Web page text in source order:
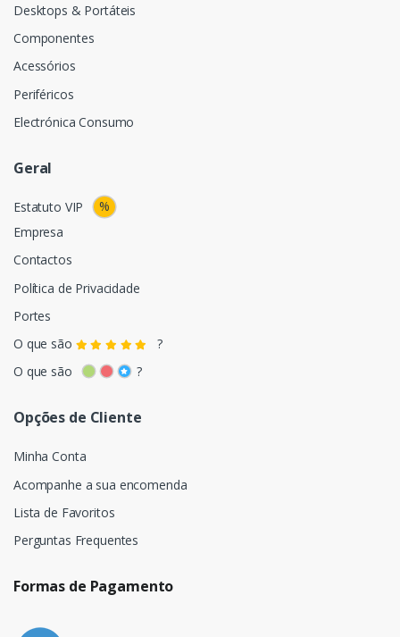
Desktops & Portáteis
Componentes
Acessórios
Periféricos
Electrónica Consumo
Geral
Estatuto VIP
%
Empresa
Contactos
Política de Privacidade
Portes
O que são
?
O que são
?
Opções de Cliente
Minha Conta
Acompanhe a sua encomenda
Lista de Favoritos
Perguntas Frequentes
Formas de Pagamento